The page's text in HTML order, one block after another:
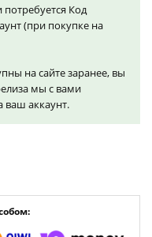
потребуется Код
(при покупке на
на сайте заранее, вы
мы с вами
ваш аккаунт.